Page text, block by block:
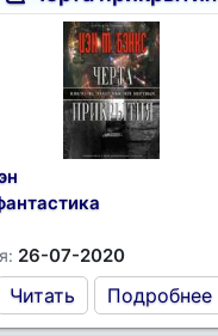
26-07-2020
Читать Подробнее